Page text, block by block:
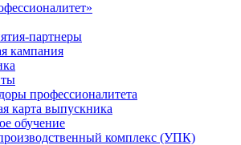
партнеры
кампания
профессионалитета
карта выпускника
обучение
комплекс (УПК)